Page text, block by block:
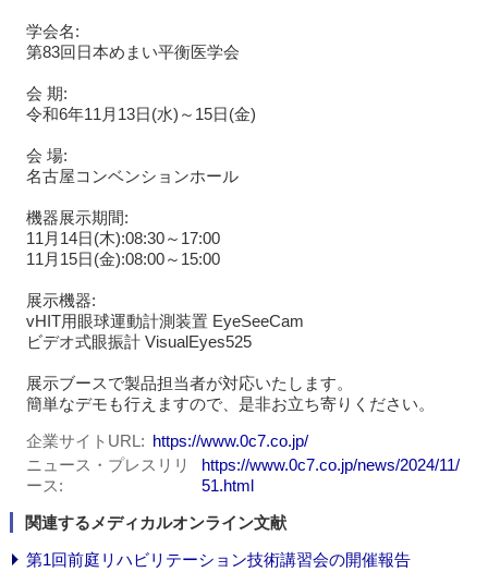
学会名:
第83回日本めまい平衡医学会
会 期:
令和6年11月13日(水)～15日(金)
会 場:
名古屋コンベンションホール
機器展示期間:
11月14日(木):08:30～17:00
11月15日(金):08:00～15:00
展示機器:
vHIT用眼球運動計測装置 EyeSeeCam
ビデオ式眼振計 VisualEyes525
展示ブースで製品担当者が対応いたします。
簡単なデモも行えますので、是非お立ち寄りください。
企業サイトURL
https://www.0c7.co.jp/
ニュース・プレスリリ
ース
https://www.0c7.co.jp/news/2024/11/
51.html
関連するメディカルオンライン文献
第1回前庭リハビリテーション技術講習会の開催報告